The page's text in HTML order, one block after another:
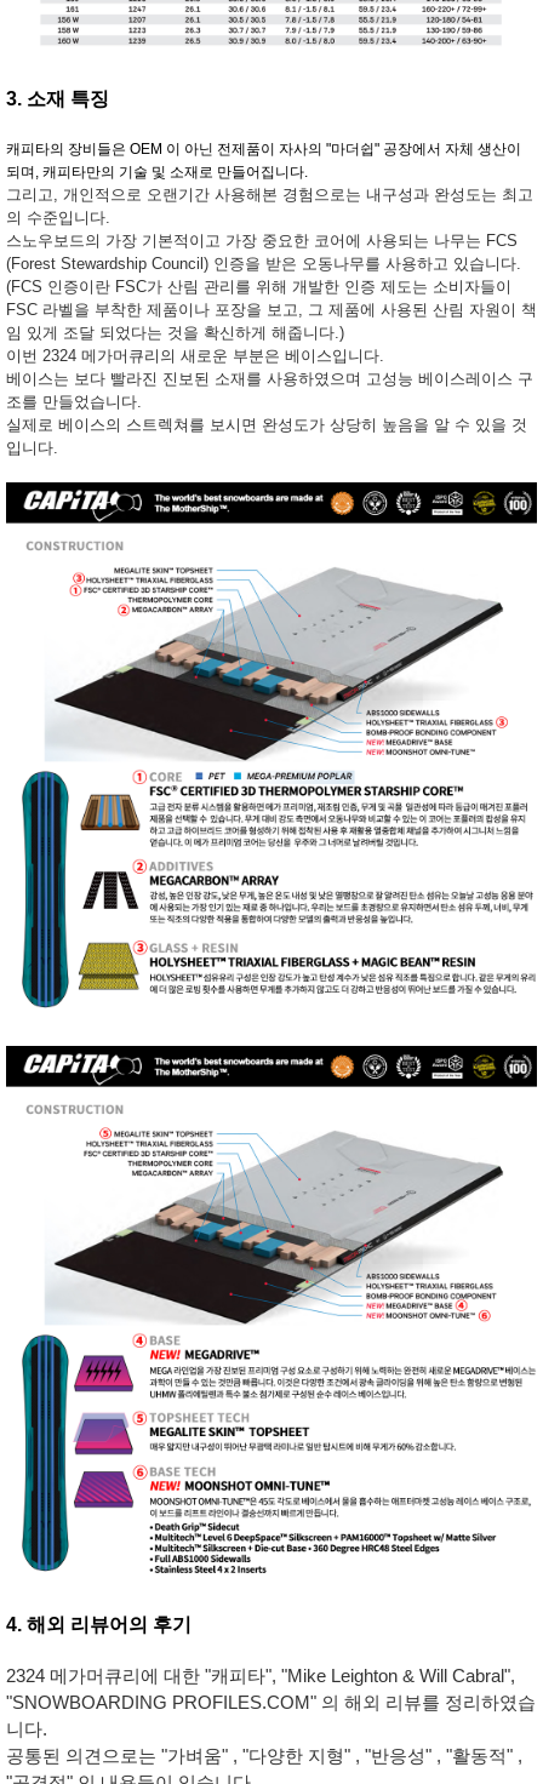
3. 소재 특징
캐피타의 장비들은 OEM 이 아닌 전제품이 자사의 "마더쉽" 공장에서 자체 생산이
되며, 캐피타만의 기술 및 소재로 만들어집니다.
그리고, 개인적으로 오랜기간 사용해본 경험으로는 내구성과 완성도는 최고
의 수준입니다.
스노우보드의 가장 기본적이고 가장 중요한 코어에 사용되는 나무는 FCS
(Forest Stewardship Council) 인증을 받은 오동나무를 사용하고 있습니다.
(FCS 인증이란 FSC가 산림 관리를 위해 개발한 인증 제도는 소비자들이
FSC 라벨을 부착한 제품이나 포장을 보고, 그 제품에 사용된 산림 자원이 책
임 있게 조달 되었다는 것을 확신하게 해줍니다.)
이번 2324 메가머큐리의 새로운 부분은 베이스입니다.
베이스는 보다 빨라진 진보된 소재를 사용하였으며 고성능 베이스레이스 구
조를 만들었습니다.
실제로 베이스의 스트렉쳐를 보시면 완성도가 상당히 높음을 알 수 있을 것
입니다.
4. 해외 리뷰어의 후기
2324 메가머큐리에 대한 "캐피타", "Mike Leighton & Will Cabral",
"SNOWBOARDING PROFILES.COM" 의 해외 리뷰를 정리하였습
니다.
공통된 의견으로는 "가벼움" , "다양한 지형" , "반응성" , "활동적" ,